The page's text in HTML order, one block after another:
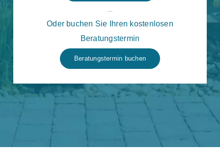
Oder buchen Sie Ihren kostenlosen
Beratungstermin
Beratungstermin buchen